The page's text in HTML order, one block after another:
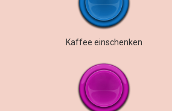
Kaffee einschenken